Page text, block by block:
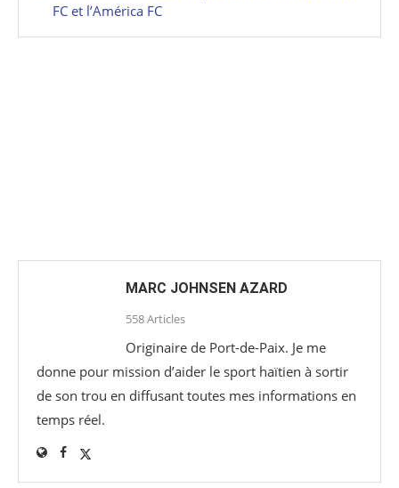
FC et l’América FC
MARC JOHNSEN AZARD
558 Articles
Originaire de Port-de-Paix. Je me
donne pour mission d’aider le sport haïtien à sortir
de son trou en diffusant toutes mes informations en
temps réel.